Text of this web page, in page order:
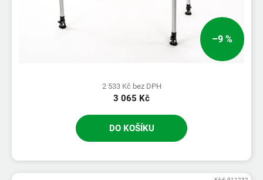
–9 %
2 533 Kč bez DPH
3 065 Kč
DO KOŠÍKU